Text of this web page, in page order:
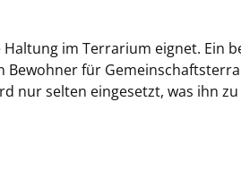
im Terrarium eignet. Ein
für
nur selten eingesetzt, was ihn